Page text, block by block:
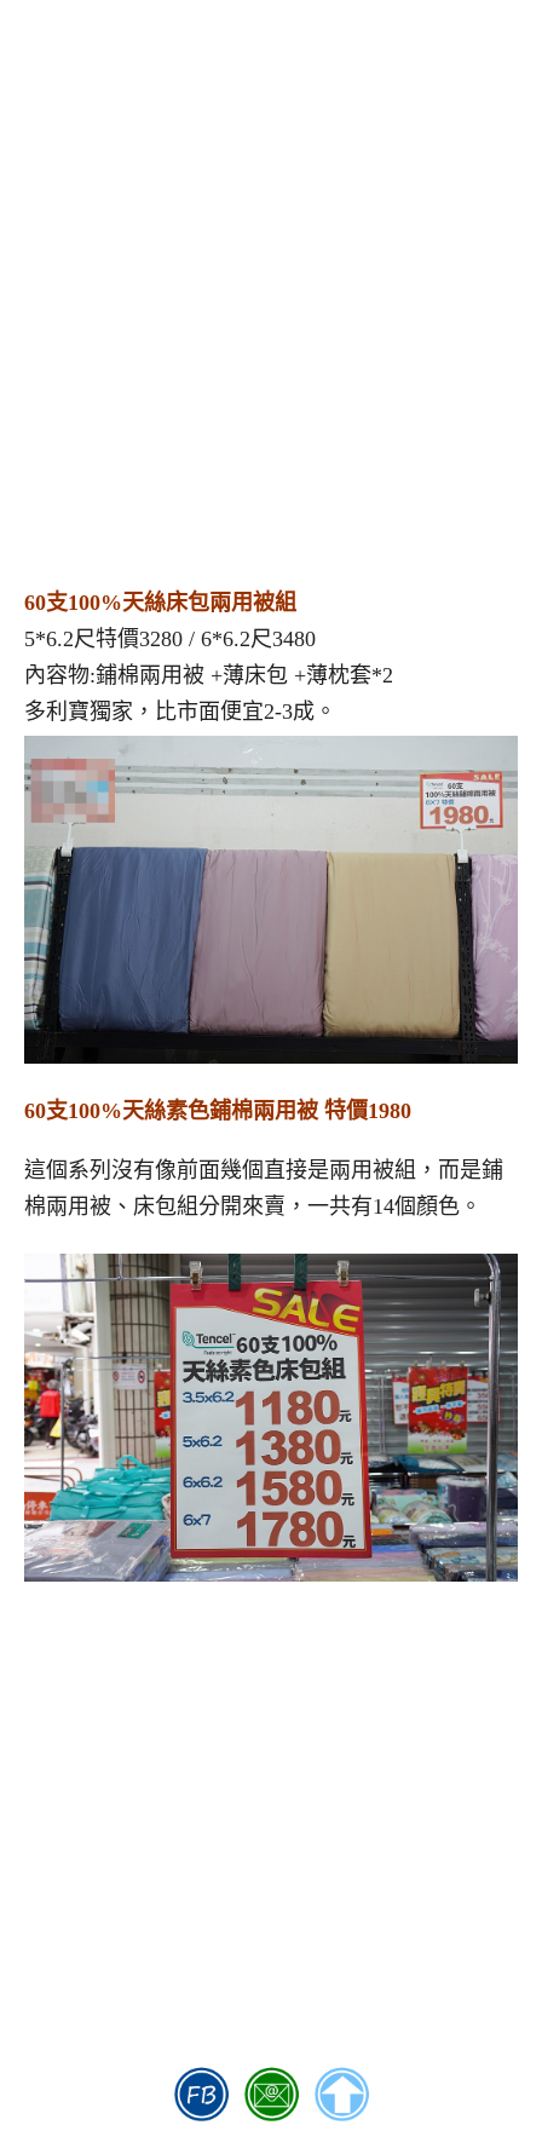
60支100%天絲床包兩用被組
5*6.2尺特價3280 / 6*6.2尺3480
內容物:鋪棉兩用被 +薄床包 +薄枕套*2
多利寶獨家，比市面便宜2-3成。
60支100%天絲素色鋪棉兩用被 特價1980
這個系列沒有像前面幾個直接是兩用被組，而是鋪
棉兩用被、床包組分開來賣，一共有14個顏色。